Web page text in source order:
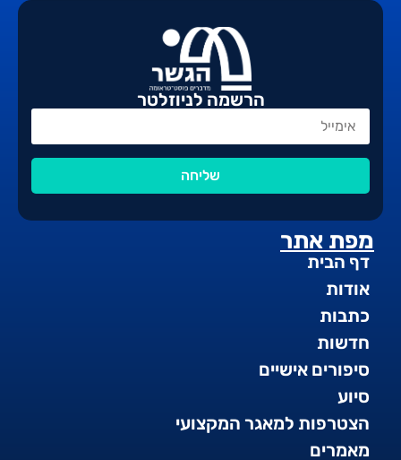
מפת אתר
דף הבית
אודות
כתבות
חדשות
סיפורים אישיים
סיוע
הצטרפות למאגר המקצועי
מאמרים
הרשמה לניוזלטר
שליחה